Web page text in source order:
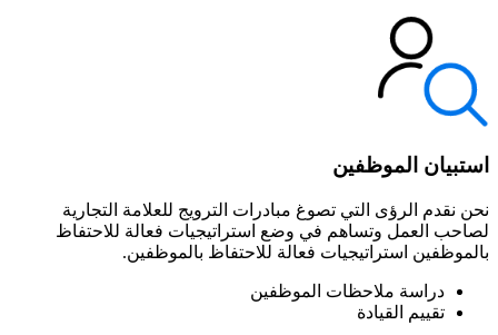
استبيان الموظفين
نحن نقدم الرؤى التي تصوغ مبادرات الترويج للعلامة التجارية
لصاحب العمل وتساهم في وضع استراتيجيات فعالة للاحتفاظ
بالموظفين استراتيجيات فعالة للاحتفاظ بالموظفين.
دراسة ملاحظات الموظفين
تقييم القيادة